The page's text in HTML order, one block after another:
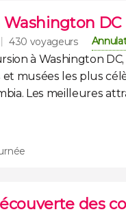
Washington
430 voyageurs
à Washington
musées les plus
Les meilleures
des